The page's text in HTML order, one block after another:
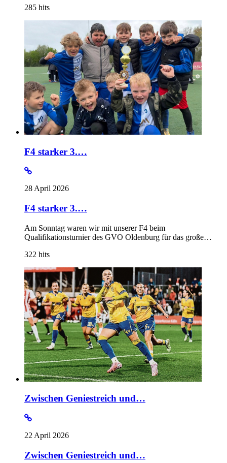
285 hits
F4 starker 3.…
28 April 2026
F4 starker 3.…
Am Sonntag waren wir mit unserer F4 beim
Qualifikationsturnier des GVO Oldenburg für das große…
322 hits
Zwischen Geniestreich und…
22 April 2026
Zwischen Geniestreich und…